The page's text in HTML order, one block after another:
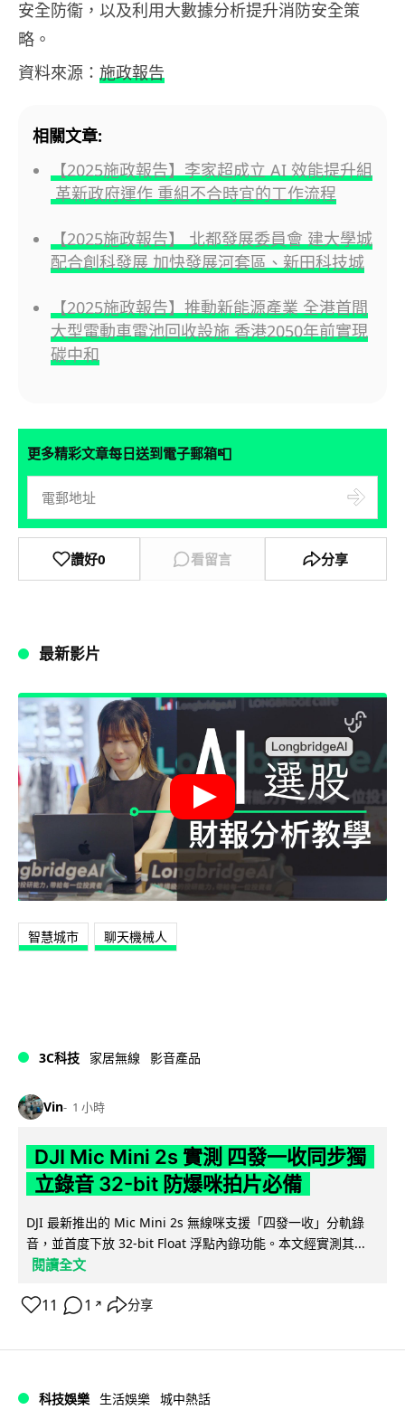
安全防衞，以及利用大數據分析提升消防安全策
略。
資料來源： 施政報告
相關文章:
【2025施政報告】李家超成立 AI 效能提升組
革新政府運作 重組不合時宜的工作流程
【2025施政報告】 北都發展委員會 建大學城
配合創科發展 加快發展河套區、新田科技城
【2025施政報告】推動新能源產業 全港首間
大型電動車電池回收設施 香港2050年前實現
碳中和
更多精彩文章每日送到電子郵箱📮
讚好0 看留言 分享
最新影片
智慧城市 聊天機械人
3C科技 家居無線 影音產品
Vin 1 小時
DJI Mic Mini 2s 實測 四發一收同步獨
立錄音 32-bit 防爆咪拍片必備
DJI 最新推出的 Mic Mini 2s 無線咪支援「四發一收」分軌錄
音，並首度下放 32-bit Float 浮點內錄功能。本文經實測其...
閱讀全文
11 1 ↗ 分享
科技娛樂 生活娛樂 城中熱話